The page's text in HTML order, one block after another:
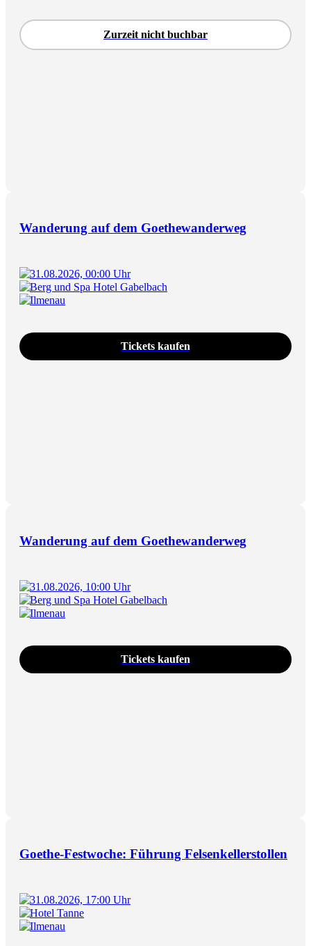
Zurzeit nicht buchbar
Wanderung auf dem Goethewanderweg
31.08.2026, 00:00 Uhr
Berg und Spa Hotel Gabelbach
Ilmenau
Tickets kaufen
Wanderung auf dem Goethewanderweg
31.08.2026, 10:00 Uhr
Berg und Spa Hotel Gabelbach
Ilmenau
Tickets kaufen
Goethe-Festwoche: Führung Felsenkellerstollen
31.08.2026, 17:00 Uhr
Hotel Tanne
Ilmenau